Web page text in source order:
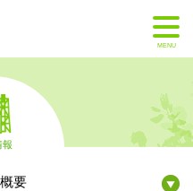
MENU
報
要